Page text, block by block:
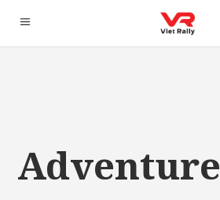
Adventure